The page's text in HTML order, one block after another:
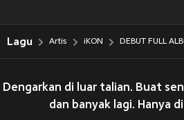
Lagu Artis iKON DEBUT FULL
Dengarkan di luar talian. Buat
dan banyak lagi. Hanya